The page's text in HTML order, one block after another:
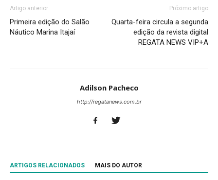
Artigo anterior
Primeira edição do Salão
Náutico Marina Itajaí
Próximo artigo
Quarta-feira circula a segunda
edição da revista digital
REGATA NEWS VIP+A
Adilson Pacheco
http://regatanews.com.br
ARTIGOS RELACIONADOS MAIS DO AUTOR